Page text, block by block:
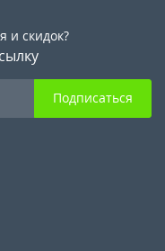
и скидок?
Подписаться